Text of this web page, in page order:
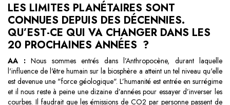
LES LIMITES PLANÉTAIRES SONT
CONNUES DEPUIS DES DÉCENNIES.
QU’EST-CE QUI VA CHANGER DANS LES
20 PROCHAINES ANNÉES ?
AA : Nous sommes entrés dans l’Anthropocène, durant laquelle
l'influence de l'être humain sur la biosphère a atteint un tel niveau qu'elle
est devenue une "force géologique". L’humanité est entrée en surrégime
et il nous reste à peine une dizaine d’années pour essayer d’inverser les
courbes. Il faudrait que les émissions de CO2 par personne passent de